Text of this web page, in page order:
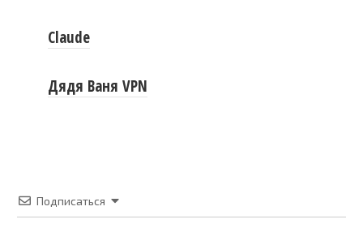
Claude
Дядя Ваня VPN
Подписаться